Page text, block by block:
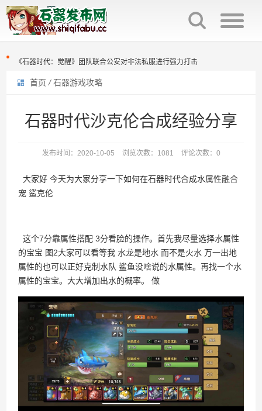
石器时代觉醒制作人来信：感谢全体石灰并肩同行
火魔翟贝里恩，作为强力辅助宠，在战场中可为战宠提供大量攻击力加成
《石器时代：觉醒》团队联合公安对非法私服进行强力打击
原版石器时代几大坑点
百战石器私服凌晨掉线说明
石器时代觉醒制作人来信：感谢全体石灰并肩同行
百战石器优化回炉面板显示参数，直接提示满档信息，避免遗漏。
百战石器私服新区开放众多活动开启
百战石器私服凌晨掉线说明
首页 / 石器游戏攻略
石器时代沙克伦合成经验分享
发布时间：2020-10-05 浏览次数：1081 评论次数：0
大家好 今天为大家分享一下如何在石器时代合成水属性融合
宠 鲨克伦
这个7分靠属性搭配 3分看脸的操作。首先我尽量选择水属性
的宝宝 图2大家可以看等我 水龙是地水 而不是火水 万一出地
属性的也可以正好克制水队 鲨鱼没啥说的水属性。再找一个水
属性的宝宝。大大增加出水的概率。 做